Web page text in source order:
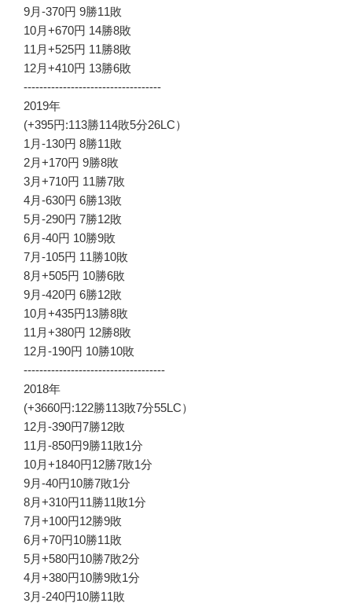
9月-370円 9勝11敗
10月+670円 14勝8敗
11月+525円 11勝8敗
12月+410円 13勝6敗
-----------------------------------
2019年
(+395円:113勝114敗5分26LC）
1月-130円 8勝11敗
2月+170円 9勝8敗
3月+710円 11勝7敗
4月-630円 6勝13敗
5月-290円 7勝12敗
6月-40円 10勝9敗
7月-105円 11勝10敗
8月+505円 10勝6敗
9月-420円 6勝12敗
10月+435円13勝8敗
11月+380円 12勝8敗
12月-190円 10勝10敗
------------------------------------
2018年
(+3660円:122勝113敗7分55LC）
12月-390円7勝12敗
11月-850円9勝11敗1分
10月+1840円12勝7敗1分
9月-40円10勝7敗1分
8月+310円11勝11敗1分
7月+100円12勝9敗
6月+70円10勝11敗
5月+580円10勝7敗2分
4月+380円10勝9敗1分
3月-240円10勝11敗